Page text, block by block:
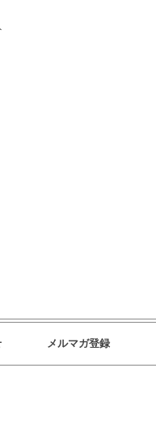
メルマガ登録